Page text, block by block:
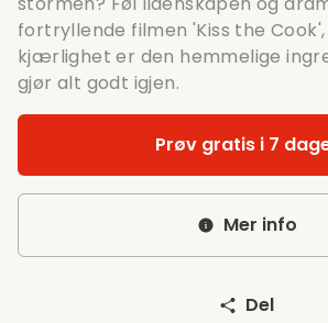
fortryllende filmen 'Kiss the
kjærlighet er den hemmelige
gjør alt godt igjen.
Prøv gratis i 7
Mer info
Del